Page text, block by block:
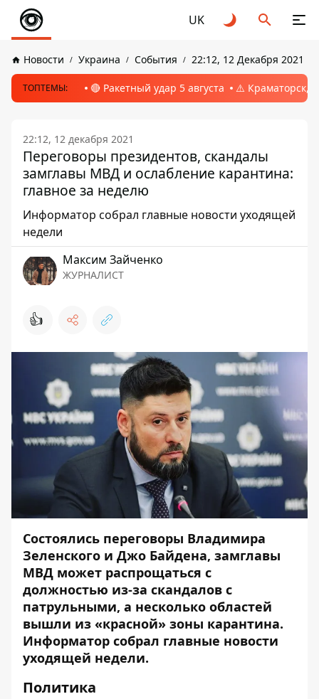
UK
Новости Украина События 22:12, 12 Декабря 2021
ТОПТЕМЫ: 🔴 Ракетный удар 5 августа ⚠️ Краматорск,
22:12, 12 декабря 2021
Переговоры президентов, скандалы
замглавы МВД и ослабление карантина:
главное за неделю
Информатор собрал главные новости уходящей
недели
Максим Зайченко
ЖУРНАЛИСТ
👍
Состоялись переговоры Владимира
Зеленского и Джо Байдена, замглавы
МВД может распрощаться с
должностью из-за скандалов с
патрульными, а несколько областей
вышли из «красной» зоны карантина.
Информатор собрал главные новости
уходящей недели.
Политика